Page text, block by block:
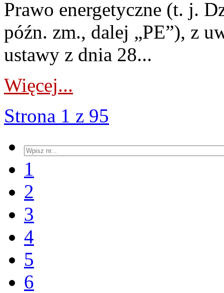
Prawo energetyczne (t. j.
późn. zm., dalej „PE”), z
ustawy z dnia 28...
Więcej...
Strona 1 z 95
1
2
3
4
5
6